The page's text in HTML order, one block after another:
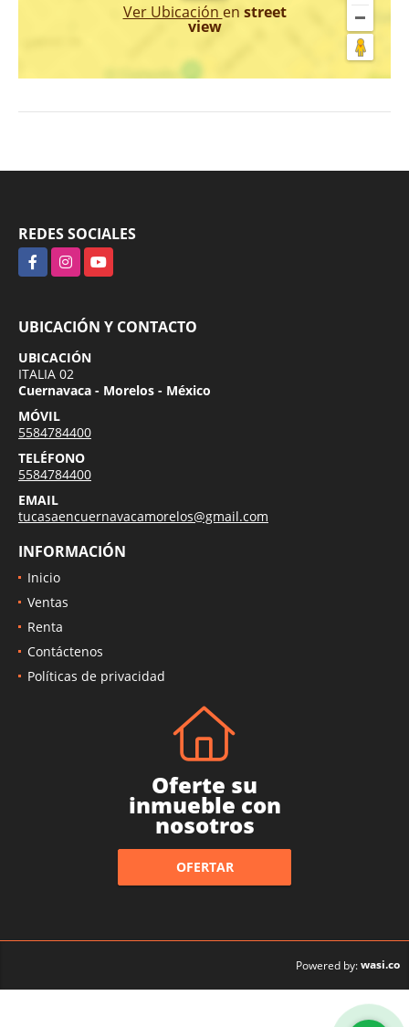
Ver Ubicación en street
view
REDES SOCIALES
FacebookInstagramYouTube
UBICACIÓN Y CONTACTO
UBICACIÓN
ITALIA 02
Cuernavaca - Morelos - México
MÓVIL
5584784400
TELÉFONO
5584784400
EMAIL
tucasaencuernavacamorelos@gmail.com
INFORMACIÓN
Inicio
Ventas
Renta
Contáctenos
Políticas de privacidad
Oferte su
inmueble con
nosotros
OFERTAR
Powered by:wasi.co